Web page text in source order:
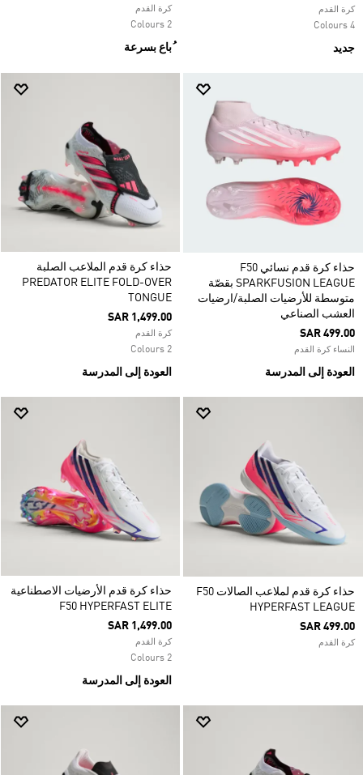
كرة القدم
4 Colours
جديد
كرة القدم
2 Colours
ُباع بسرعة
حذاء كرة قدم نسائي F50
SPARKFUSION LEAGUE بقصّة
متوسطة للأرضيات الصلبة/ارضيات
العشب الصناعي
SAR 499.00
النساء كرة القدم
العودة إلى المدرسة
حذاء كرة قدم الملاعب الصلبة
PREDATOR ELITE FOLD-OVER
TONGUE
SAR 1,499.00
كرة القدم
2 Colours
العودة إلى المدرسة
حذاء كرة قدم لملاعب الصالات F50
HYPERFAST LEAGUE
SAR 499.00
كرة القدم
حذاء كرة قدم الأرضيات الاصطناعية
F50 HYPERFAST ELITE
SAR 1,499.00
كرة القدم
2 Colours
العودة إلى المدرسة